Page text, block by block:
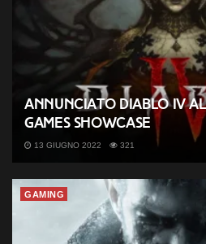
Annunciato Diablo IV
Games Showcase
13 GIUGNO 2022 321
GAMING